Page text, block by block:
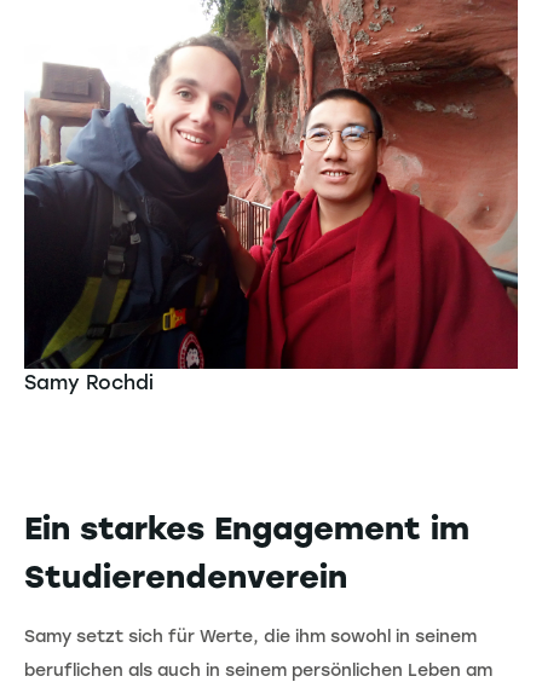
Samy Rochdi
Ein starkes Engagement im
Studierendenverein
Samy setzt sich für Werte, die ihm sowohl in seinem
beruflichen als auch in seinem persönlichen Leben am